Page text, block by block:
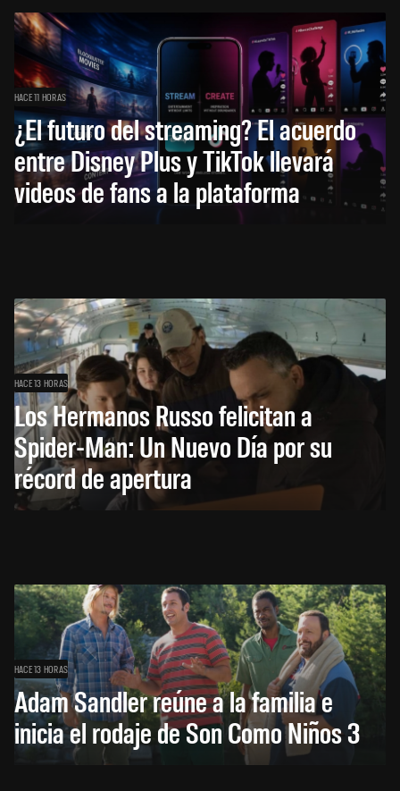
HACE 11 HORAS
¿El futuro del streaming? El acuerdo
entre Disney Plus y TikTok llevará
videos de fans a la plataforma
HACE 13 HORAS
Los Hermanos Russo felicitan a
Spider-Man: Un Nuevo Día por su
récord de apertura
HACE 13 HORAS
Adam Sandler reúne a la familia e
inicia el rodaje de Son Como Niños 3